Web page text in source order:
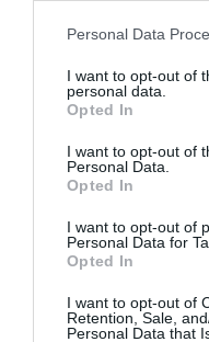
Personal Data
I want to opt-out of
personal data.
Opted In
I want to opt-out of
Personal Data.
Opted In
I want to opt-out of
Personal Data for
Opted In
I want to opt-out of
Retention, Sale,
Personal Data that
Rajtol a
GaGán!